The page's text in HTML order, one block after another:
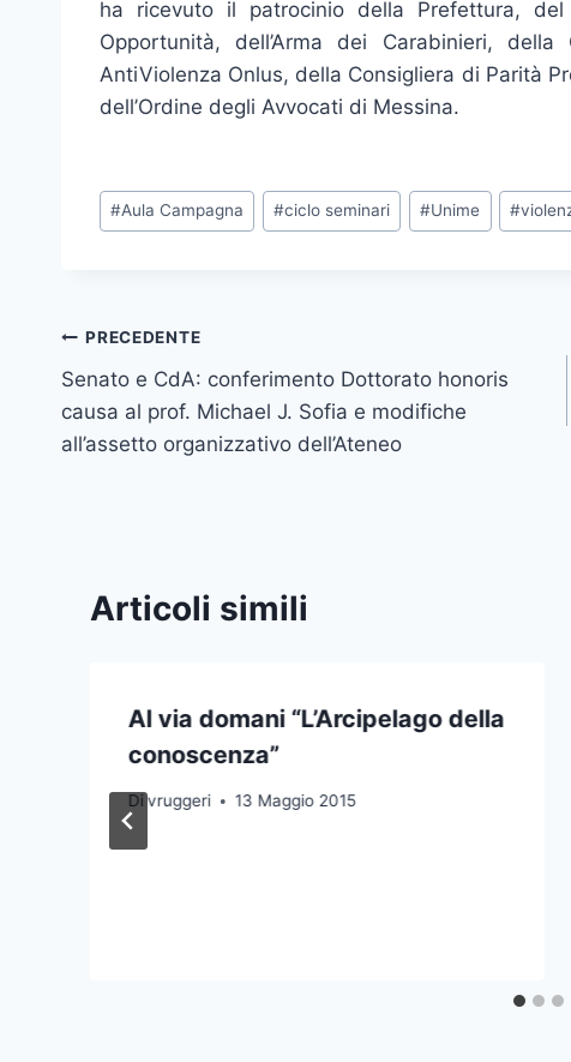
ha ricevuto il patrocinio della Prefettura,
Opportunità, dell’Arma dei Carabinieri,
AntiViolenza Onlus, della Consigliera di Parità
dell’Ordine degli Avvocati di Messina.
Tag
articolo:
#Aula Campagna #ciclo seminari #Unime #
Navigazione
articoli
PRECEDENTE
Senato e CdA: conferimento Dottorato honoris
causa al prof. Michael J. Sofia e modifiche
all’assetto organizzativo dell’Ateneo
Articoli simili
Al via domani “L’Arcipelago della
conoscenza”
Di vruggeri 13 Maggio 2015